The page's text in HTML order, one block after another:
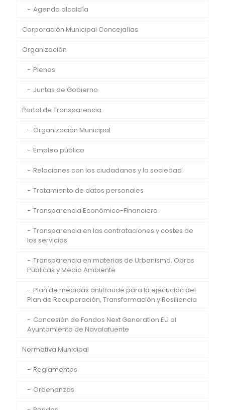
Agenda alcaldía
Corporación Municipal Concejalías
Organización
Plenos
Juntas de Gobierno
Portal de Transparencia
Organización Municipal
Empleo público
Relaciones con los ciudadanos y la sociedad
Tratamiento de datos personales
Transparencia Económico-Financiera
Transparencia en las contrataciones y costes de
los servicios
Transparencia en materias de Urbanismo, Obras
Públicas y Medio Ambiente
Plan de medidas antifraude para la ejecución del
Plan de Recuperación, Transformación y Resiliencia
Concesión de Fondos Next Generation EU al
Ayuntamiento de Navalafuente
Normativa Municipal
Reglamentos
Ordenanzas